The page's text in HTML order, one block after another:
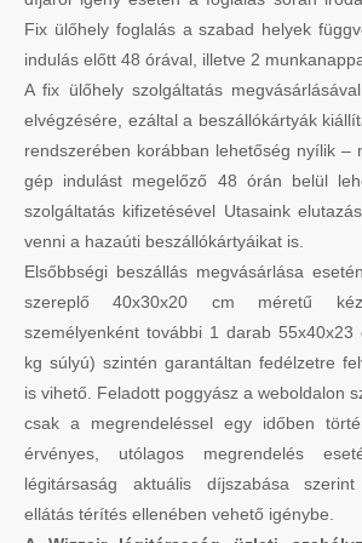
Fix ülőhely foglalás a szabad helyek
indulás előtt 48 órával, illetve 2
A fix ülőhely szolgáltatás
elvégzésére, ezáltal a beszállókártyák
rendszerében korábban lehetőség nyílik –
gép indulást megelőző 48 órán belül
szolgáltatás kifizetésével Utasaink
venni a hazaúti beszállókártyáikat is.
Elsőbbségi beszállás megvásárlása
szereplő 40x30x20 cm méretű
személyenként további 1 darab
kg súlyú) szintén garantáltan fedélzetre
is vihető. Feladott poggyász a weboldalon
csak a megrendeléssel egy időben
érvényes, utólagos megrendelés
légitársaság aktuális díjszabása
ellátás térítés ellenében vehető igénybe.